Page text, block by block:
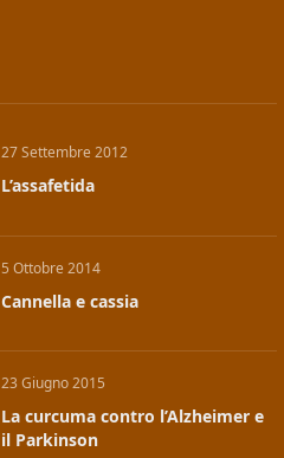
27 Settembre 2012
L’assafetida
5 Ottobre 2014
Cannella e cassia
23 Giugno 2015
La curcuma contro l’Alzheimer e
il Parkinson